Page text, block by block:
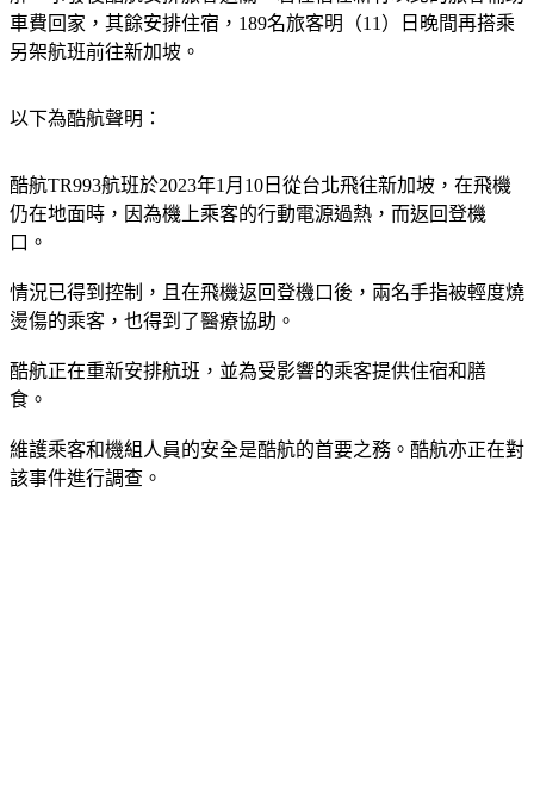
車費回家，其餘安排住宿，189名旅客明（11）日晚間再搭乘
另架航班前往新加坡。
以下為酷航聲明：
酷航TR993航班於2023年1月10日從台北飛往新加坡，在飛機
仍在地面時，​因為​機上乘客的行動電源​過熱​，而​返回登機
口。
​情況已得到控制，且在飛機返回登機口後，兩名手指被輕度燒
燙傷的乘客，也得到了醫療協助。​
酷航正在重新安排航班​​，​並​為受影響的乘客提供住宿和膳
食。
​維護​乘客和機組人員的安全是​酷航​的首要​之​務。酷航亦正在對
該事件進行調查。